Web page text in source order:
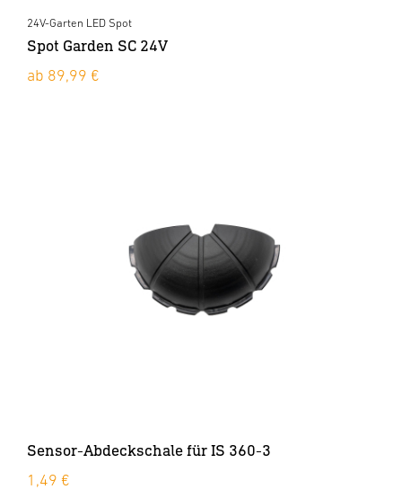
24V-Garten LED Spot
Spot Garden SC 24V
ab 89,99 €
Sensor-Abdeckschale für IS 360-3
1,49 €